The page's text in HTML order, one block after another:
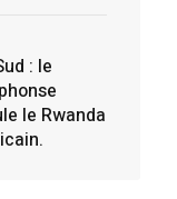
: le
le Rwanda